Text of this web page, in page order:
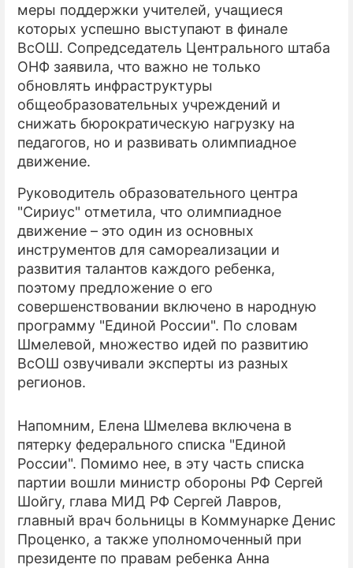
ИГРЫ
ПРЕСС-РЕЛИЗЫ
меры поддержки учителей, учащиеся
которых успешно выступают в финале
ВсОШ. Сопредседатель Центрального штаба
ОНФ заявила, что важно не только
обновлять инфраструктуры
общеобразовательных учреждений и
снижать бюрократическую нагрузку на
педагогов, но и развивать олимпиадное
движение.
Руководитель образовательного центра
"Сириус" отметила, что олимпиадное
движение – это один из основных
инструментов для самореализации и
развития талантов каждого ребенка,
поэтому предложение о его
совершенствовании включено в народную
программу "Единой России". По словам
Шмелевой, множество идей по развитию
ВсОШ озвучивали эксперты из разных
регионов.
Напомним, Елена Шмелева включена в
пятерку федерального списка "Единой
России". Помимо нее, в эту часть списка
партии вошли министр обороны РФ Сергей
Шойгу, глава МИД РФ Сергей Лавров,
главный врач больницы в Коммунарке Денис
Проценко, а также уполномоченный при
президенте по правам ребенка Анна